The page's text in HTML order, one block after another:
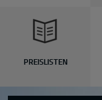
PREISLISTEN